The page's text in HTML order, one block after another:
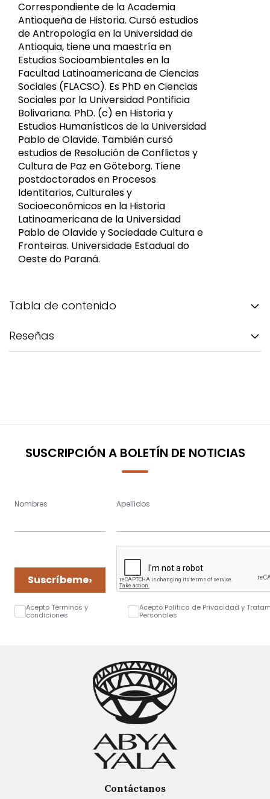
Correspondiente de la Academia
Antioqueña de Historia. Cursó estudios
de Antropología en la Universidad de
Antioquia, tiene una maestría en
Estudios Socioambientales en la
Facultad Latinoamericana de Ciencias
Sociales (FLACSO). Es PhD en Ciencias
Sociales por la Universidad Pontificia
Bolivariana. PhD. (c) en Historia y
Estudios Humanísticos de la Universidad
Pablo de Olavide. También cursó
estudios de Resolución de Conflictos y
Cultura de Paz en Göteborg. Tiene
postdoctorados en Procesos
Identitarios, Culturales y
Socioeconómicos en la Historia
Latinoamericana de la Universidad
Pablo de Olavide y Sociedade Cultura e
Fronteiras. Universidade Estadual do
Oeste do Paraná.
Tabla de contenido
Reseñas
SUSCRIPCIÓN A BOLETÍN DE NOTICIAS
Nombres Apellidos
Suscríbeme›
Acepto Términos y
condiciones
Acepto Política de Privacidad y
Personales
Contáctanos